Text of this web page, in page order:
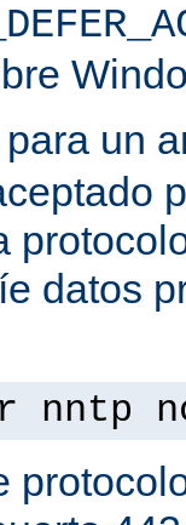
para un
datos
nntp